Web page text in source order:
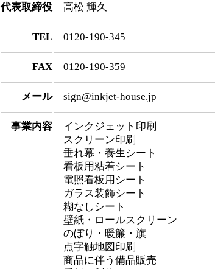
代表取締役 高松 輝久
TEL 0120-190-345
FAX 0120-190-359
メール sign@inkjet-house.jp
事業内容
インクジェット印刷
スクリーン印刷
垂れ幕・養生シート
看板用粘着シート
電照看板用シート
ガラス装飾シート
糊なしシート
壁紙・ロールスクリーン
のぼり・暖簾・旗
点字触地図印刷
商品に伴う備品販売